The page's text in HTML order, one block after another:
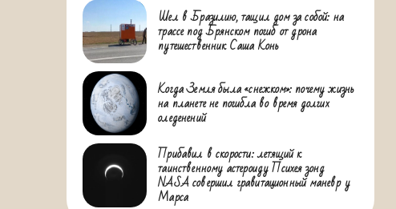
Шел в Бразилию, тащил дом за собой: на
трассе под Брянском погиб от дрона
путешественник Саша Конь
Когда Земля была «снежком»: почему жизнь
на планете не погибла во время долгих
оледенений
Прибавил в скорости: летящий к
таинственному астероиду Психея зонд
NASA совершил гравитационный маневр у
Марса